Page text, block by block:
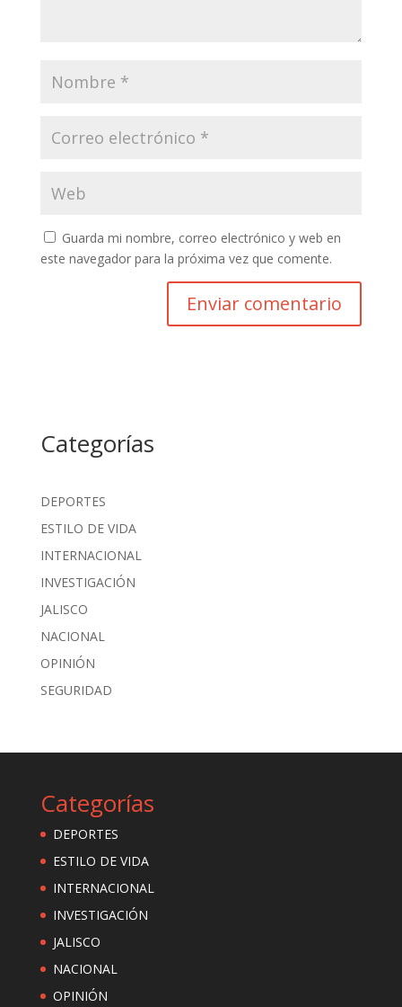
Guarda mi nombre, correo electrónico y web en
este navegador para la próxima vez que comente.
Categorías
DEPORTES
ESTILO DE VIDA
INTERNACIONAL
INVESTIGACIÓN
JALISCO
NACIONAL
OPINIÓN
SEGURIDAD
Categorías
DEPORTES
ESTILO DE VIDA
INTERNACIONAL
INVESTIGACIÓN
JALISCO
NACIONAL
OPINIÓN